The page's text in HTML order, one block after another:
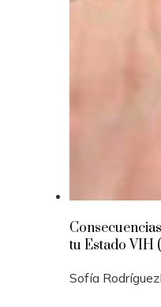
tu Estado VIH
Sofía Rodríguez